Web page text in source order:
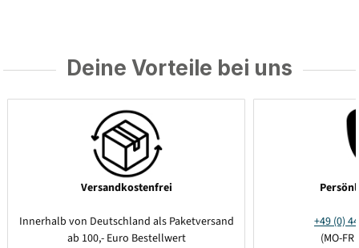
Deine Vorteile bei uns
Versandkostenfrei
Innerhalb von Deutschland als Paketversand
ab 100,- Euro Bestellwert
+49 (0)
(MO-